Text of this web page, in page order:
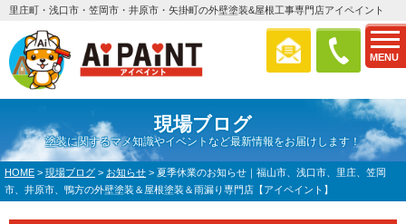
MENU
里庄町・浅口市・笠岡市・井原市・矢掛町の外壁塗装&屋根工事専門店アイペイント
現場ブログ
塗装に関するマメ知識やイベントなど最新情報をお届けします！
HOME > 現場ブログ > お知らせ > 夏季休業のお知らせ｜福山市、浅口市、里庄、笠岡
市、井原市、鴨方の外壁塗装＆屋根塗装＆雨漏り専門店【アイペイント】